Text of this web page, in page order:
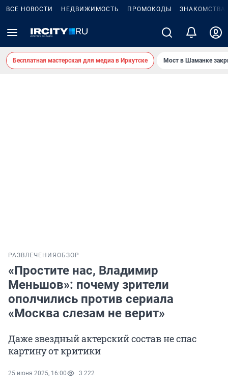
ВСЕ НОВОСТИ НЕДВИЖИМОСТЬ ПРОМОКОДЫ ЗНАКОМСТВА
Бесплатная мастерская для медиа в Иркутске Мост в Шаманке
РАЗВЛЕЧЕНИЯ ОБЗОР
«Простите нас, Владимир
Меньшов»: почему зрители
ополчились против сериала
«Москва слезам не верит»
Даже звездный актерский состав не спас
картину от критики
25 июня 2025, 16:00 3 222